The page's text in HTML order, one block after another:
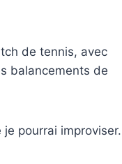
de tennis, avec
balancements de
je pourrai improviser.